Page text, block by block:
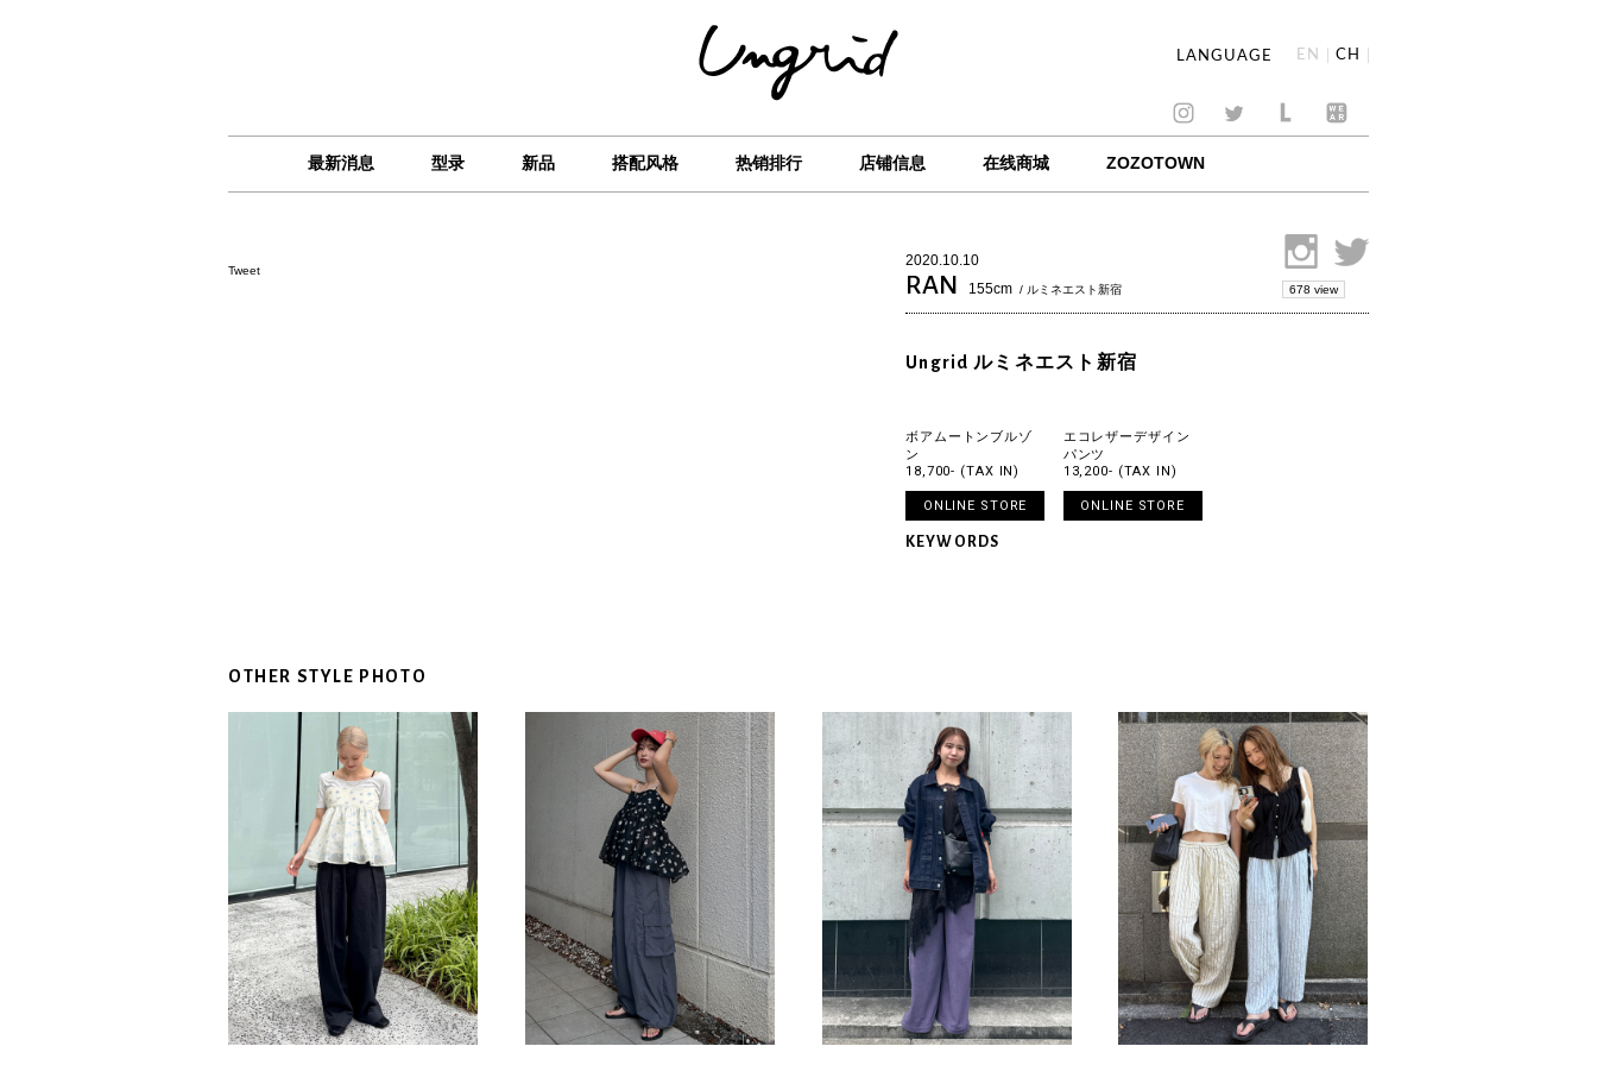
LANGUAGE EN CH
最新消息 型录 新品 搭配风格 热销排行 店铺信息 在线商城 ZOZOTOWN
Tweet
2020.10.10
RAN 155cm / ルミネエスト新宿 678 view
Ungrid ルミネエスト新宿
ボアムートンブルゾ
ン
18,700- (TAX IN)
ONLINE STORE
エコレザーデザイン
パンツ
13,200- (TAX IN)
ONLINE STORE
KEYWORDS
OTHER STYLE PHOTO